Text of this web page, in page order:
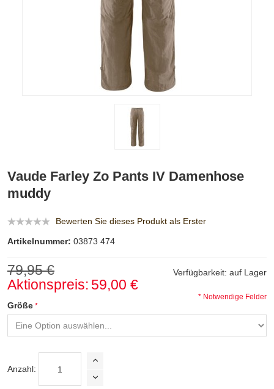
Vaude Farley Zo Pants IV Damenhose
muddy
Bewerten Sie dieses Produkt als Erster
Artikelnummer: 03873 474
Verfügbarkeit: auf Lager
79,95 €
Aktionspreis: 59,00 €
Größe
* Notwendige Felder
Anzahl: